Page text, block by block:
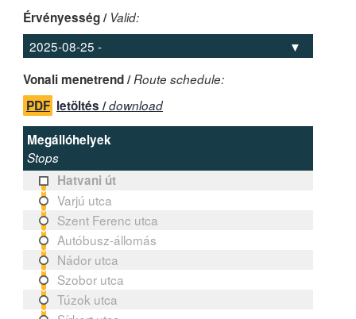
Érvényesség / Valid:
Vonali menetrend /Route schedule:
PDF letöltés /download
Megállóhelyek
Stops
Hatvani út
Varjú utca
Szent Ferenc utca
Autóbusz-állomás
Nádor utca
Szobor utca
Túzok utca